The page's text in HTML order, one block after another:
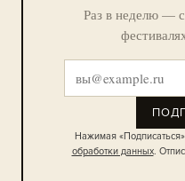
Раз в неделю —
Нажимая
обработки данных.